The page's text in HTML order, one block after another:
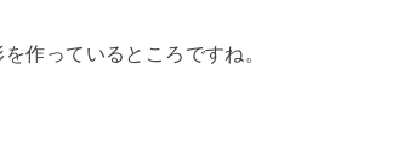
作っているところですね。